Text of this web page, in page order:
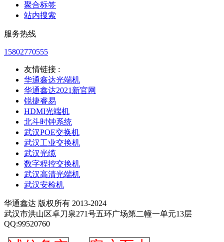
聚合标签
站内搜索
服务热线
15802770555
友情链接 :
华通鑫达光端机
华通鑫达2021新官网
锐捷睿易
HDMI光端机
北斗时钟系统
武汉POE交换机
武汉工业交换机
武汉光缆
数字程控交换机
武汉高清光端机
武汉安检机
华通鑫达 版权所有 2013-2024
武汉市洪山区卓刀泉271号五环广场第二幢一单元13层
QQ:99520760